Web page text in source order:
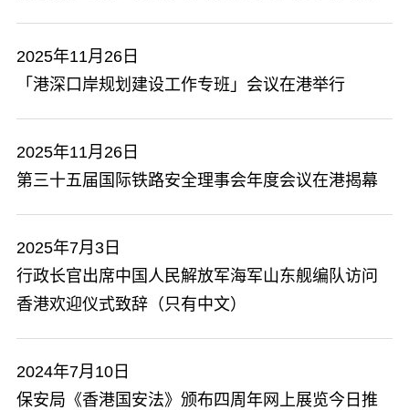
2025年11月26日
「港深口岸规划建设工作专班」会议在港举行
2025年11月26日
第三十五届国际铁路安全理事会年度会议在港揭幕
2025年7月3日
​行政长官出席中国人民解放军海军山东舰编队访问
香港欢迎仪式致辞（只有中文）
2024年7月10日
​保安局《香港国安法》颁布四周年网上展览今日推